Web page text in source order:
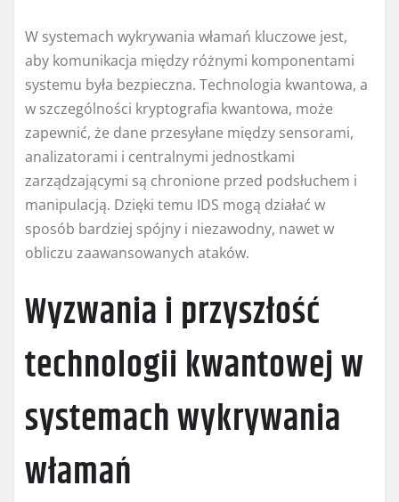
W systemach wykrywania włamań kluczowe jest,
aby komunikacja między różnymi komponentami
systemu była bezpieczna. Technologia kwantowa, a
w szczególności kryptografia kwantowa, może
zapewnić, że dane przesyłane między sensorami,
analizatorami i centralnymi jednostkami
zarządzającymi są chronione przed podsłuchem i
manipulacją. Dzięki temu IDS mogą działać w
sposób bardziej spójny i niezawodny, nawet w
obliczu zaawansowanych ataków.
Wyzwania i przyszłość
technologii kwantowej w
systemach wykrywania
włamań